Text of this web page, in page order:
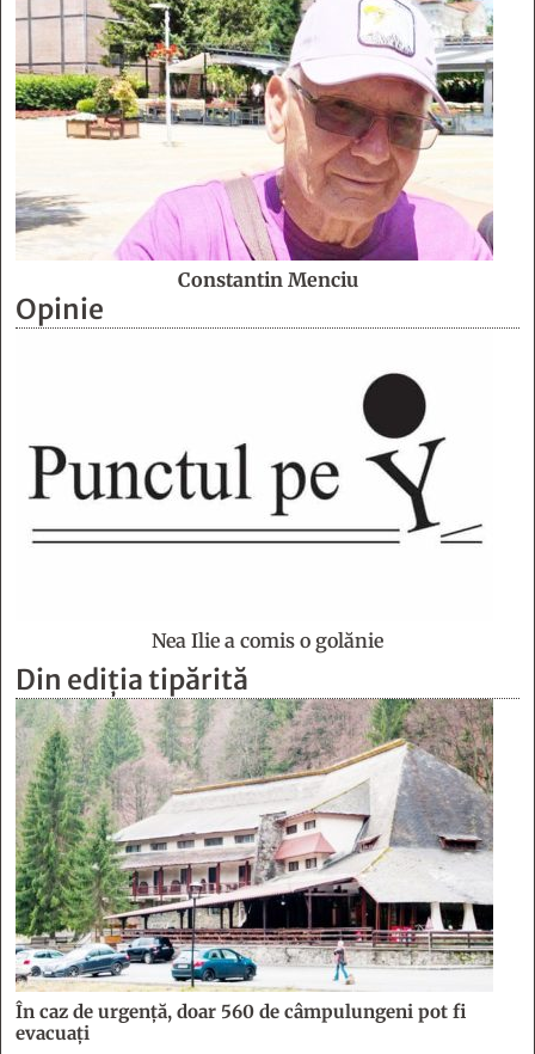
Constantin Menciu
Opinie
Nea Ilie a comis o golănie
Din ediția tipărită
În caz de urgență, doar 560 de câmpulungeni pot fi
evacuați